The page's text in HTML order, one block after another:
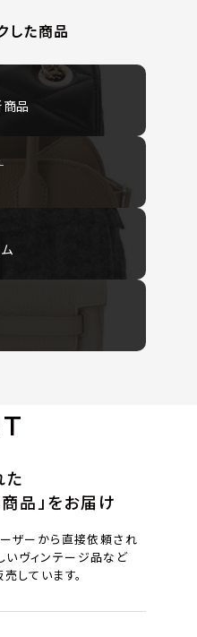
した商品
品
た
品」をお届け
ザーから直接依頼され
いヴィンテージ品など
しています。